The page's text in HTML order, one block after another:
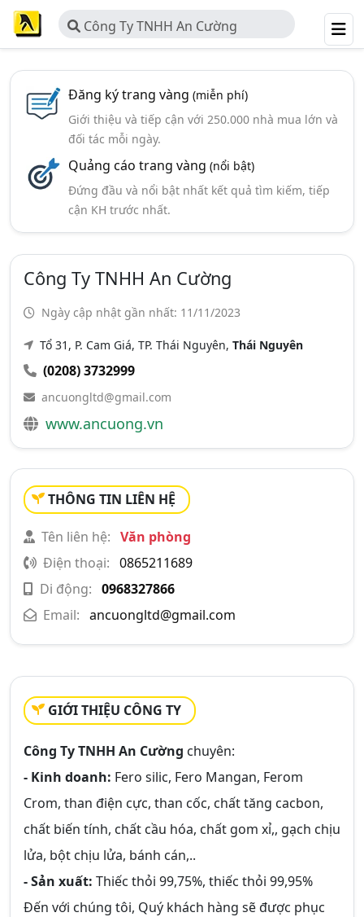
Công Ty TNHH An Cường
Đăng ký trang vàng (miễn phí)
Giới thiệu và tiếp cận với 250.000 nhà mua lớn và
đối tác mỗi ngày.
Quảng cáo trang vàng (nổi bật)
Đứng đầu và nổi bật nhất kết quả tìm kiếm, tiếp
cận KH trước nhất.
Công Ty TNHH An Cường
Ngày cập nhật gần nhất: 11/11/2023
Tổ 31, P. Cam Giá, TP. Thái Nguyên, Thái Nguyên
(0208) 3732999
ancuongltd@gmail.com
www.ancuong.vn
THÔNG TIN LIÊN HỆ
Tên liên hệ: Văn phòng
Điện thoại: 0865211689
Di động: 0968327866
Email: ancuongltd@gmail.com
GIỚI THIỆU CÔNG TY
Công Ty TNHH An Cường chuyên:
- Kinh doanh: Fero silic, Fero Mangan, Ferom
Crom, than điện cực, than cốc, chất tăng cacbon,
chất biến tính, chất cầu hóa, chất gom xỉ,, gạch chịu
lửa, bột chịu lửa, bánh cán,..
- Sản xuất: Thiếc thỏi 99,75%, thiếc thỏi 99,95%
Đến với chúng tôi, Quý khách hàng sẽ được phục